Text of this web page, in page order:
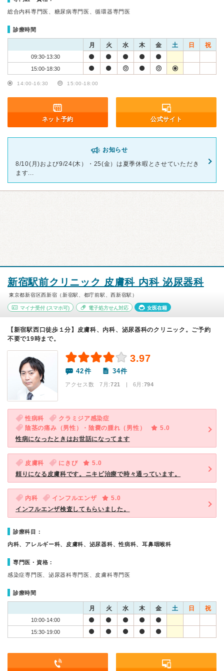
総合内科専門医、糖尿病専門医、循環器専門医
診療時間
月 火 水 木 金 土 日 祝
09:30-13:30
15:00-18:30
14:00-16:30 15:00-18:00
ネット予約 公式サイト
お知らせ
8/10(月)および9/24(木）・25(金）は夏季休暇とさせていただき
ます...
新宿駅前クリニック 皮膚科 内科 泌尿器科
東京都新宿区西新宿（新宿駅、都庁前駅、西新宿駅）
マイナ受付 (スマホ可) 電子処方せん対応 女医在籍
【新宿駅西口徒歩１分】皮膚科、内科、泌尿器科のクリニック。ご予約
不要で19時まで。
3.97
42件 34件
アクセス数 7月:721 | 6月:794
性病科
クラミジア感染症
陰茎の痛み（男性）・陰嚢の腫れ（男性）
5.0
性病になったときはお世話になってます
皮膚科 にきび
5.0
頼りになる皮膚科です。ニキビ治療で時々通っています。
内科 インフルエンザ
5.0
インフルエンザ検査してもらいました。
診療科目：
内科、アレルギー科、皮膚科、泌尿器科、性病科、耳鼻咽喉科
専門医・資格：
感染症専門医、泌尿器科専門医、皮膚科専門医
診療時間
月 火 水 木 金 土 日 祝
10:00-14:00
15:30-19:00